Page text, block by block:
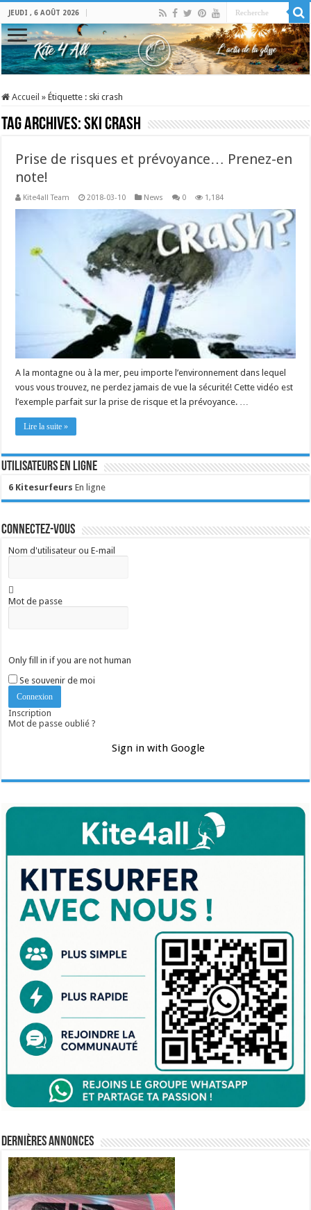
JEUDI , 6 AOÛT 2026
Accueil » Étiquette : ski crash
Tag Archives:ski crash
Prise de risques et prévoyance… Prenez-en
note!
Kite4all Team 2018-03-10 News 0 1,184
A la montagne ou à la mer, peu importe l’environnement dans lequel
vous vous trouvez, ne perdez jamais de vue la sécurité! Cette vidéo est
l’exemple parfait sur la prise de risque et la prévoyance. …
Lire la suite »
Utilisateurs en ligne
6 Kitesurfeurs En ligne
Connectez-vous
Nom d'utilisateur ou E-mail
Mot de passe
Only fill in if you are not human
Se souvenir de moi
Inscription
Mot de passe oublié ?
Sign in with Google
Dernières annonces